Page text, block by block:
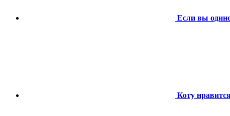
Если вы
Коту